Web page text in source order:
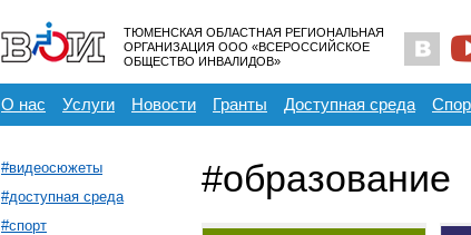
ТЮМЕНСКАЯ ОБЛАСТНАЯ РЕГИОНАЛЬНАЯ
ОРГАНИЗАЦИЯ ООО «ВСЕРОССИЙСКОЕ
ОБЩЕСТВО ИНВАЛИДОВ»
О нас Услуги Новости Гранты Доступная среда
#видеосюжеты
#доступная среда
#спорт
#образование